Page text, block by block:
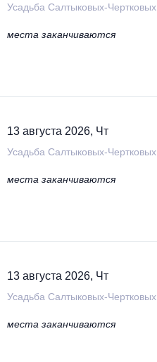
Усадьба Салтыковых-Чертковых
места заканчиваются
13 августа 2026, Чт
Усадьба Салтыковых-Чертковых
места заканчиваются
13 августа 2026, Чт
Усадьба Салтыковых-Чертковых
места заканчиваются